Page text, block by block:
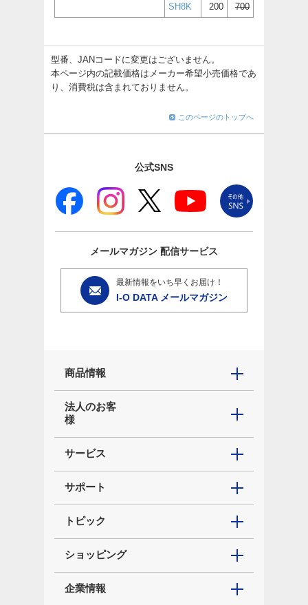
SH8K
200
700
型番、JANコードに変更はございません。
本ページ内の記載価格はメーカー希望小売価格であ
り、消費税は含まれておりません。
このページのトップへ
公式SNS
メールマガジン 配信サービス
最新情報をいち早くお届け！
I-O DATA メールマガジン
商品情報
法人のお客
様
サービス
サポート
トピック
ショッピング
企業情報